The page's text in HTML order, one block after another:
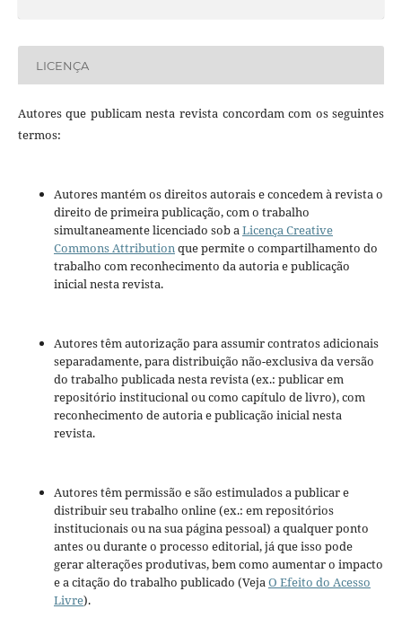
LICENÇA
Autores que publicam nesta revista concordam com os seguintes
termos:
Autores mantém os direitos autorais e concedem à revista o
direito de primeira publicação, com o trabalho
simultaneamente licenciado sob aLicença Creative
Commons Attributionque permite o compartilhamento do
trabalho com reconhecimento da autoria e publicação
inicial nesta revista.
Autores têm autorização para assumir contratos adicionais
separadamente, para distribuição não-exclusiva da versão
do trabalho publicada nesta revista (ex.: publicar em
repositório institucional ou como capítulo de livro), com
reconhecimento de autoria e publicação inicial nesta
revista.
Autores têm permissão e são estimulados a publicar e
distribuir seu trabalho online (ex.: em repositórios
institucionais ou na sua página pessoal) a qualquer ponto
antes ou durante o processo editorial, já que isso pode
gerar alterações produtivas, bem como aumentar o impacto
e a citação do trabalho publicado (VejaO Efeito do Acesso
Livre).